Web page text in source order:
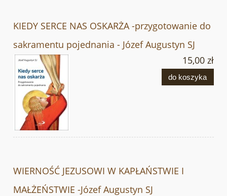
KIEDY SERCE NAS OSKARŻA -przygotowanie do
sakramentu pojednania - Józef Augustyn SJ
15,00 zł
do koszyka
WIERNOŚĆ JEZUSOWI W KAPŁAŃSTWIE I
MAŁŻEŃSTWIE -Józef Augustyn SJ